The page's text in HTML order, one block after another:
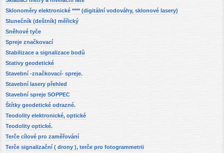
Sklonoměry elektronické **** (digitální vodováhy, sklonové lasery)
Slunečník (deštník) měřický
Sněhové tyče
Spreje značkovací
Stabilizace a signalizace bodů
Stativy geodetické
Stavební -značkovací- spreje.
Stavební lasery přehled
Stavební spreje SOPPEC
Štítky geodetické odrazné.
Teodolity elektronické, optické
Teodolity optické.
Terče cílové pro zaměřování
Terče signalizační ( drony ), terče pro fotogrammetrii